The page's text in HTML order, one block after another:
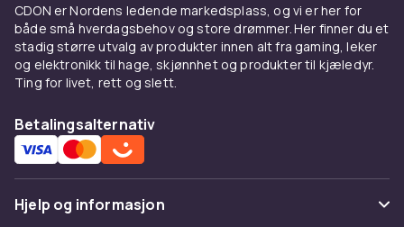
CDON er Nordens ledende markedsplass, og vi er her for
både små hverdagsbehov og store drømmer. Her finner du et
stadig større utvalg av produkter innen alt fra gaming, leker
og elektronikk til hage, skjønnhet og produkter til kjæledyr.
Ting for livet, rett og slett.
Betalingsalternativ
Hjelp og informasjon